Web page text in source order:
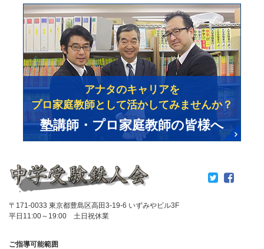
〒171-0033 東京都豊島区高田3-19-6 いずみやビル3F
平日11:00～19:00 土日祝休業
ご指導可能範囲
アナタのキャリアを
プロ家庭教師として活かしてみませんか？
塾講師・プロ家庭教師の皆様へ